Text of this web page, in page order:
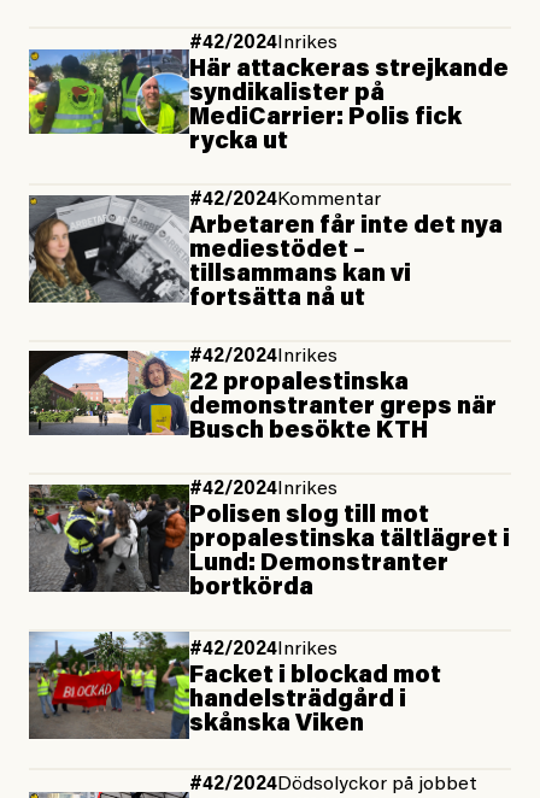
#42/2024Inrikes
Här attackeras strejkande
syndi­kalister på
MediCarrier: Polis fick
rycka ut
#42/2024Kommentar
Arbetaren får inte det nya
mediestödet –
tillsammans kan vi
fortsätta nå ut
#42/2024Inrikes
22 propalestinska
demonstranter greps när
Busch besökte KTH
#42/2024Inrikes
Polisen slog till mot
propalestinska tältlägret i
Lund: Demonstranter
bortkörda
#42/2024 Inrikes
Facket i blockad mot
handelsträdgård i
skånska Viken
#42/2024Dödsolyckor på jobbet